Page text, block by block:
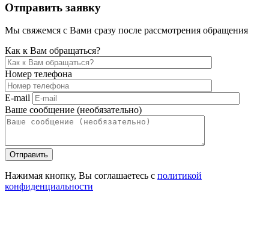
Отправить заявку
Мы свяжемся с Вами сразу после рассмотрения обращения
Как к Вам обращаться?
Номер телефона
E-mail
Ваше сообщение (необязательно)
Отправить
Нажимая кнопку, Вы соглашаетесь с политикой
конфиденциальности